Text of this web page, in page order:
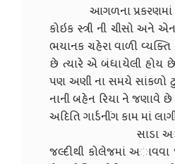
આગળના પ્રકરણમાં
કોઇક સ્ત્રી ની ચીસો અને
ભયાનક ચહેરા વાળી
છે ત્યારે એ બંધાયેલી હોય
પણ અણી ના સમયે સાંકળો
નાની બહેન રિયા ને જણાવે
અદિતિ ગાર્ડનીંગ કામ માં
સાડા અાઠે વિક્રમ
જલ્દીથી કોલેજમાં અાવવા